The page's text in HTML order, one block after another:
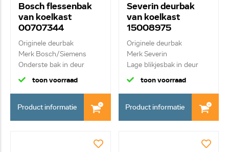
Bosch flessenbak
van koelkast
00707344
Originele deurbak
Merk Bosch/Siemens
Onderste bak in deur
toon voorraad
Product informatie
Severin deurbak
van koelkast
15008975
Originele deurbak
Merk Severin
Lage blikjesbak in deur
toon voorraad
Product informatie